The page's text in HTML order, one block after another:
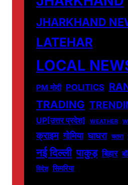
JHARKHAND
LATEHAR
LOCAL
PM मोदी POLITICS
TRADING
UP[उत्तर प्रदेश] WEATHER
क्राइम गोमिया घाघरा चतरा
नई दिल्ली पाकुड़ बिहार
विदेश सिमरिया